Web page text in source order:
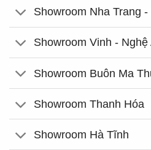
Showroom Nha Trang
Showroom Vinh - Nghệ
Showroom Buôn Ma
Showroom Thanh Hóa
Showroom Hà Tĩnh